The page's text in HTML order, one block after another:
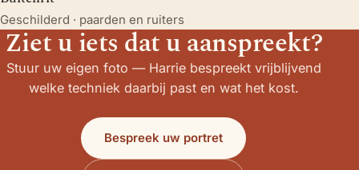
Geschilderd · paarden en ruiters
Ziet u iets dat u aanspreekt?
Stuur uw eigen foto — Harrie bespreekt vrijblijvend
welke techniek daarbij past en wat het kost.
Bespreek uw portret